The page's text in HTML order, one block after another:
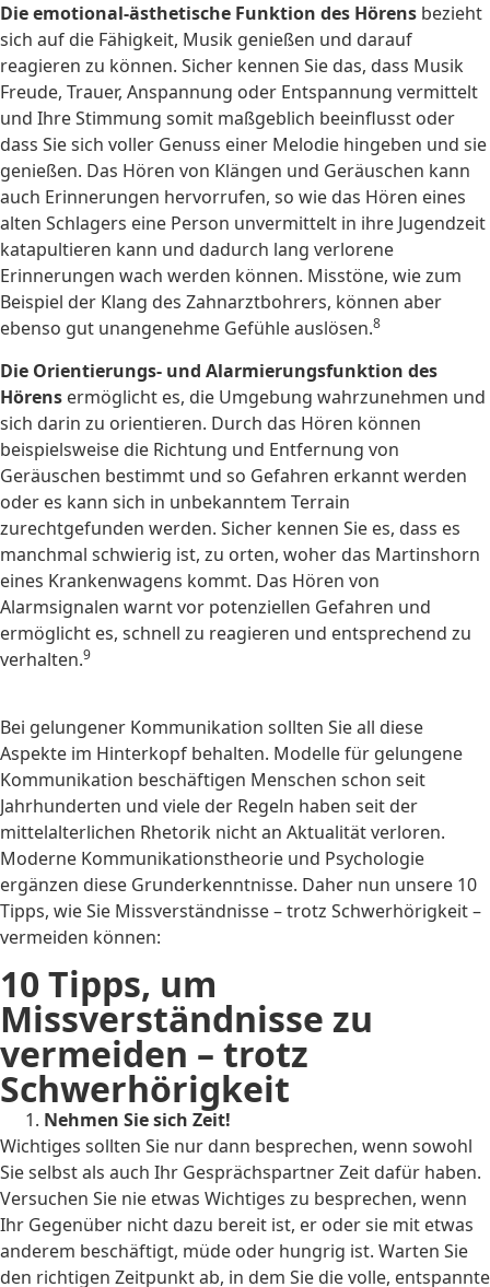
Die emotional-ästhetische Funktion des Hörens bezieht
sich auf die Fähigkeit, Musik genießen und darauf
reagieren zu können. Sicher kennen Sie das, dass Musik
Freude, Trauer, Anspannung oder Entspannung vermittelt
und Ihre Stimmung somit maßgeblich beeinflusst oder
dass Sie sich voller Genuss einer Melodie hingeben und sie
genießen. Das Hören von Klängen und Geräuschen kann
auch Erinnerungen hervorrufen, so wie das Hören eines
alten Schlagers eine Person unvermittelt in ihre Jugendzeit
katapultieren kann und dadurch lang verlorene
Erinnerungen wach werden können. Misstöne, wie zum
Beispiel der Klang des Zahnarztbohrers, können aber
ebenso gut unangenehme Gefühle auslösen.8
Die Orientierungs- und Alarmierungsfunktion des
Hörens ermöglicht es, die Umgebung wahrzunehmen und
sich darin zu orientieren. Durch das Hören können
beispielsweise die Richtung und Entfernung von
Geräuschen bestimmt und so Gefahren erkannt werden
oder es kann sich in unbekanntem Terrain
zurechtgefunden werden. Sicher kennen Sie es, dass es
manchmal schwierig ist, zu orten, woher das Martinshorn
eines Krankenwagens kommt. Das Hören von
Alarmsignalen warnt vor potenziellen Gefahren und
ermöglicht es, schnell zu reagieren und entsprechend zu
verhalten.9
Bei gelungener Kommunikation sollten Sie all diese
Aspekte im Hinterkopf behalten. Modelle für gelungene
Kommunikation beschäftigen Menschen schon seit
Jahrhunderten und viele der Regeln haben seit der
mittelalterlichen Rhetorik nicht an Aktualität verloren.
Moderne Kommunikationstheorie und Psychologie
ergänzen diese Grunderkenntnisse. Daher nun unsere 10
Tipps, wie Sie Missverständnisse – trotz Schwerhörigkeit –
vermeiden können:
10 Tipps, um
Missverständnisse zu
vermeiden – trotz
Schwerhörigkeit
Nehmen Sie sich Zeit!
Wichtiges sollten Sie nur dann besprechen, wenn sowohl
Sie selbst als auch Ihr Gesprächspartner Zeit dafür haben.
Versuchen Sie nie etwas Wichtiges zu besprechen, wenn
Ihr Gegenüber nicht dazu bereit ist, er oder sie mit etwas
anderem beschäftigt, müde oder hungrig ist. Warten Sie
den richtigen Zeitpunkt ab, in dem Sie die volle, entspannte